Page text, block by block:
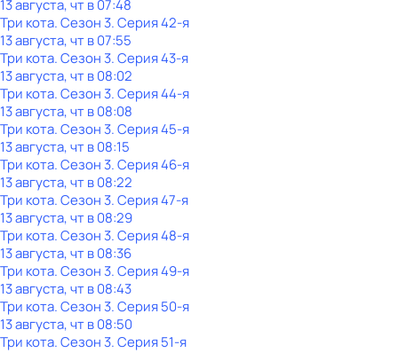
13 августа, чт в 07:48
Три кота. Сезон 3. Серия 42-я
13 августа, чт в 07:55
Три кота. Сезон 3. Серия 43-я
13 августа, чт в 08:02
Три кота. Сезон 3. Серия 44-я
13 августа, чт в 08:08
Три кота. Сезон 3. Серия 45-я
13 августа, чт в 08:15
Три кота. Сезон 3. Серия 46-я
13 августа, чт в 08:22
Три кота. Сезон 3. Серия 47-я
13 августа, чт в 08:29
Три кота. Сезон 3. Серия 48-я
13 августа, чт в 08:36
Три кота. Сезон 3. Серия 49-я
13 августа, чт в 08:43
Три кота. Сезон 3. Серия 50-я
13 августа, чт в 08:50
Три кота. Сезон 3. Серия 51-я